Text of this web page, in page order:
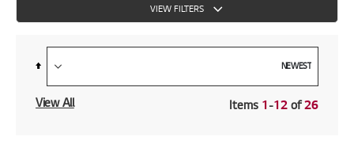
VIEW FILTERS
Set
Direction
Items 1-12 of26
View All